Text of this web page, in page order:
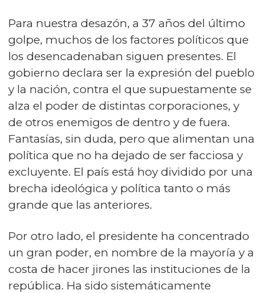
Para nuestra desazón, a 37 años del último
golpe, muchos de los factores políticos que
los desencadenaban siguen presentes. El
gobierno declara ser la expresión del pueblo
y la nación, contra el que supuestamente se
alza el poder de distintas corporaciones, y
de otros enemigos de dentro y de fuera.
Fantasías, sin duda, pero que alimentan una
política que no ha dejado de ser facciosa y
excluyente. El país está hoy dividido por una
brecha ideológica y política tanto o más
grande que las anteriores.
Por otro lado, el presidente ha concentrado
un gran poder, en nombre de la mayoría y a
costa de hacer jirones las instituciones de la
república. Ha sido sistemáticamente